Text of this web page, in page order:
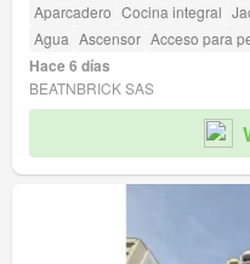
Aparcadero Cocina integral
Agua Ascensor Acceso para
Hace 6 días
BEATNBRICK SAS